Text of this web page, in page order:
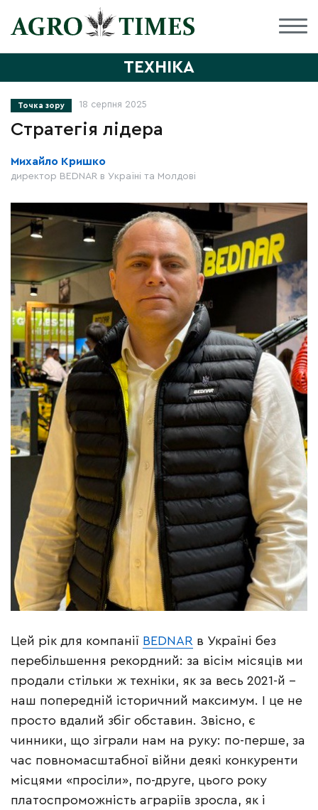
ТЕХНІКА
Точка зору 18 серпня 2025
Стратегія лідера
Михайло Кришко
директор BEDNAR в Україні та Молдові
Цей рік для компанії BEDNAR в Україні без
перебільшення рекордний: за вісім місяців ми
продали стільки ж техніки, як за весь 2021-й –
наш попередній історичний максимум. І це не
просто вдалий збіг обставин. Звісно, є
чинники, що зіграли нам на руку: по-перше, за
час повномасштабної війни деякі конкуренти
місцями «просіли», по-друге, цього року
платоспроможність аграріїв зросла, як і